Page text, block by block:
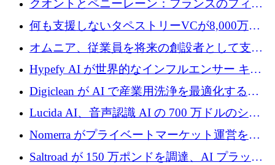
記録を獲得
クオントとペニーレーン：フランスのフィン
テックの友人と敵
何も支援しないタペストリーVCが8,000万ド
ルの資金を調達、ロンドン事務所を開設
オムニア、従業員を将来の創設者として支援
するために Firedrop でファンドを立ち上げる
Hypefy AI が世界的なインフルエンサー キャ
ンペーンを自動化するためにシリーズ A で
720 万ドルを調達
Digiclean が AI で産業用洗浄を最適化するた
めに 250 万ユーロを調達
Lucida AI、音声認識 AI の 700 万ドルのシー
ドラウンドを終了
Nomerra がプライベートマーケット運営を自
動化するために 200 万ドルを調達
Saltroad が 150 万ポンドを調達、AI プラット